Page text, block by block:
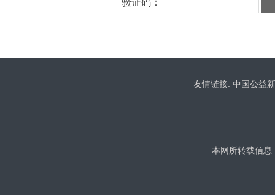
友情链接: 中国公益
本网所转载信息